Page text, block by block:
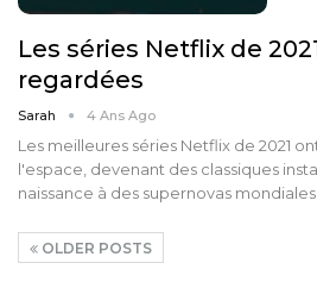
Les séries Netflix de
regardées
Sarah 4 Ans Ago
Les meilleures séries Netflix de 2021
l'espace, devenant des classiques
naissance à des supernovas
OLDER POSTS